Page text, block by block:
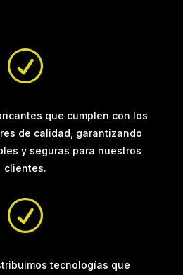
R
que cumplen con los
de calidad, garantizando
y seguras para nuestros
clientes.
R
tecnologías que